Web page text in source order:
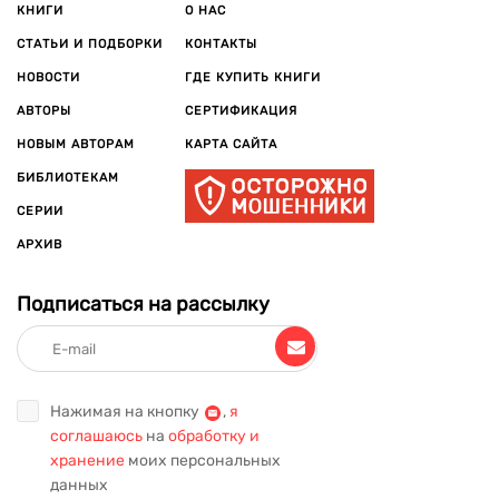
КНИГИ
СТАТЬИ И ПОДБОРКИ
НОВОСТИ
АВТОРЫ
НОВЫМ АВТОРАМ
БИБЛИОТЕКАМ
СЕРИИ
АРХИВ
О НАС
КОНТАКТЫ
ГДЕ КУПИТЬ КНИГИ
СЕРТИФИКАЦИЯ
КАРТА САЙТА
Подписаться на рассылку
Нажимая на кнопку , я
соглашаюсь на обработку и
хранение моих персональных
данных